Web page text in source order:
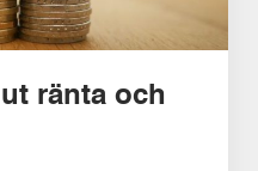
ränta och